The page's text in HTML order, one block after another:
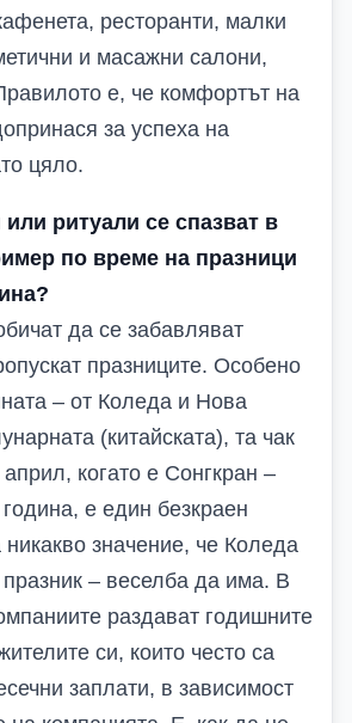
ресторанти, малки
и масажни салони,
е, че комфортът на
за успеха на
цяло.
ритуали се спазват в
по време на празници
да се забавляват
празниците. Особено
– от Коледа и Нова
(китайската), та чак
когато е Сонгкран –
е един безкраен
значение, че Коледа
празник – веселба да има. В
раздават годишните
си, които често са
заплати, в зависимост